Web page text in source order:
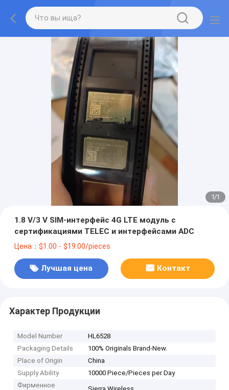
1/1
1.8 V/3 V SIM-интерфейс 4G LTE модуль с
сертификациями TELEC и интерфейсами ADC
Цена：$1.00 - $19.00/pieces
Лучшая цена Контакт
Характер Продукции
Model Number
HL6528
Packaging Details
100% Originals Brand-New.
Place of Origin
China
Supply Ability
10000 Piece/Pieces per Day
Фирменное